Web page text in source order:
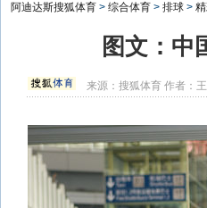
阿迪达斯搜狐体育 > 综合体育 > 排球 >
图文：中
来源：搜狐体育 作者：